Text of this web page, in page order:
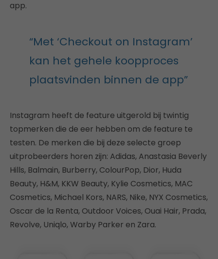
app.
“Met ‘Checkout on Instagram’
kan het gehele koopproces
plaatsvinden binnen de app”
Instagram heeft de feature uitgerold bij twintig
topmerken die de eer hebben om de feature te
testen. De merken die bij deze selecte groep
uitprobeerders horen zijn: Adidas, Anastasia Beverly
Hills, Balmain, Burberry, ColourPop, Dior, Huda
Beauty, H&M, KKW Beauty, Kylie Cosmetics, MAC
Cosmetics, Michael Kors, NARS, Nike, NYX Cosmetics,
Oscar de la Renta, Outdoor Voices, Ouai Hair, Prada,
Revolve, Uniqlo, Warby Parker en Zara.